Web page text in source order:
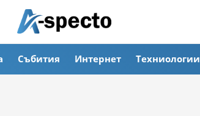
Събития Интернет Техниологии